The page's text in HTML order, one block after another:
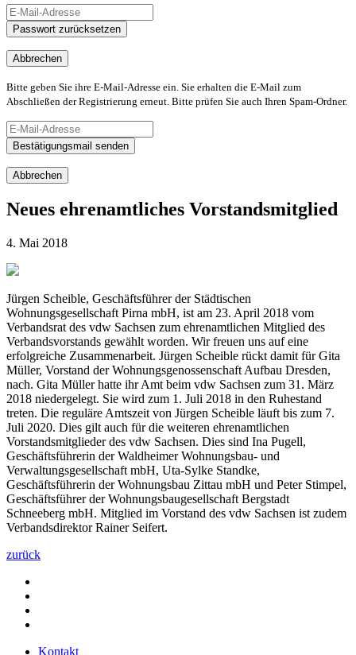
Passwort zurücksetzen
Abbrechen
Bitte geben Sie ihre E-Mail-Adresse ein. Sie erhalten die E-Mail zum
Abschließen der Registrierung erneut. Bitte prüfen Sie auch Ihren Spam-Ordner.
Bestätigungsmail senden
Abbrechen
Neues ehrenamtliches Vorstandsmitglied
4. Mai 2018
Jürgen Scheible, Geschäftsführer der Städtischen
Wohnungsgesellschaft Pirna mbH, ist am 23. April 2018 vom
Verbandsrat des vdw Sachsen zum ehrenamtlichen Mitglied des
Verbandsvorstands gewählt worden. Wir freuen uns auf eine
erfolgreiche Zusammenarbeit. Jürgen Scheible rückt damit für Gita
Müller, Vorstand der Wohnungsgenossenschaft Aufbau Dresden,
nach. Gita Müller hatte ihr Amt beim vdw Sachsen zum 31. März
2018 niedergelegt. Sie wird zum 1. Juli 2018 in den Ruhestand
treten. Die reguläre Amtszeit von Jürgen Scheible läuft bis zum 7.
Juli 2020. Dies gilt auch für die weiteren ehrenamtlichen
Vorstandsmitglieder des vdw Sachsen. Dies sind Ina Pugell,
Geschäftsführerin der Waldheimer Wohnungsbau- und
Verwaltungsgesellschaft mbH, Uta-Sylke Standke,
Geschäftsführerin der Wohnungsbau Zittau mbH und Peter Stimpel,
Geschäftsführer der Wohnungsbaugesellschaft Bergstadt
Schneeberg mbH. Mitglied im Vorstand des vdw Sachsen ist zudem
Verbandsdirektor Rainer Seifert.
zurück
Kontakt